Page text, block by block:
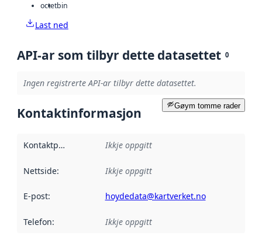
octetbin
Last ned
API-ar som tilbyr dette datasettet 0
Ingen registrerte API-ar tilbyr dette datasettet.
Gøym tomme rader
Kontaktinformasjon
Kontaktpunkt Ikkje oppgitt
Nettside: Ikkje oppgitt
E-post: hoydedata@kartverket.no
Telefon: Ikkje oppgitt